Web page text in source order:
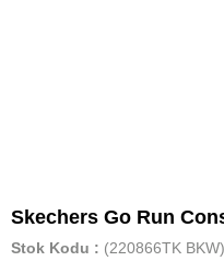
Skechers Go Run
Stok Kodu
(220866TK BKW)